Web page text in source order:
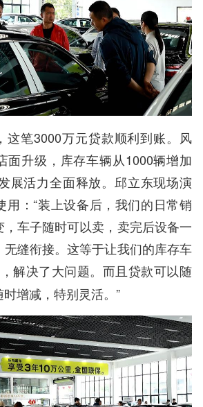
这笔3000万元贷款顺利到账。风
面升级，库存车辆从1000辆增加
展活力全面释放。邱立东现场演
用：“装上设备后，我们的日常销
车子随时可以卖，卖完后设备一
缝衔接。这等于让我们的库存车
解决了大问题。而且贷款可以随
增减，特别灵活。 ”